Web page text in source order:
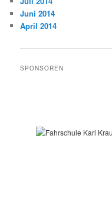
Juni 2014
April 2014
SPONSOREN